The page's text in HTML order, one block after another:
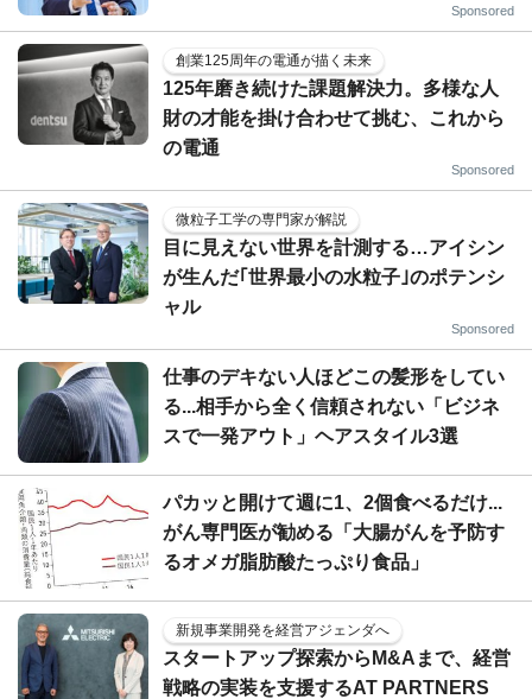
Sponsored
創業125周年の電通が描く未来
125年磨き続けた課題解決力。多様な人
財の才能を掛け合わせて挑む、これから
の電通
Sponsored
微粒子工学の専門家が解説
目に見えない世界を計測する…アイシン
が生んだ｢世界最小の水粒子｣のポテンシ
ャル
Sponsored
仕事のデキない人ほどこの髪形をしてい
る...相手から全く信頼されない「ビジネ
スで一発アウト」ヘアスタイル3選
パカッと開けて週に1、2個食べるだけ...
がん専門医が勧める「大腸がんを予防す
るオメガ脂肪酸たっぷり食品」
新規事業開発を経営アジェンダへ
スタートアップ探索からM&Aまで、経営
戦略の実装を支援するAT PARTNERS